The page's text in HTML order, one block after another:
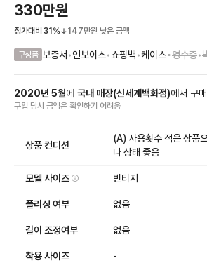
330만원
정가대비 31 % 147만원 낮은 금액
구성품 보증서 •인보이스•쇼핑백•케이스•영수증•
2020년 5월에 국내 매장(신세계백화점)에서 구매
구입 당시 금액은 확인하기 어려움
상품 컨디션
(A) 사용횟수 적은 상품
나 상태 좋음
모델 사이즈 빈티지
폴리싱 여부 없음
길이 조정여부 없음
착용 사이즈 -